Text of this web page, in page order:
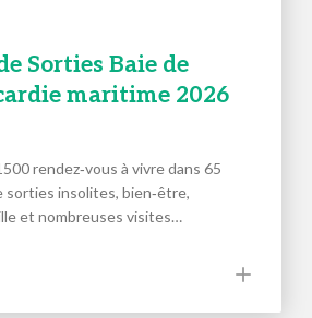
Sorties Baie de
maritime 2026
rendez‑vous à vivre dans 65
sorties insolites, bien‑être,
et nombreuses visites…